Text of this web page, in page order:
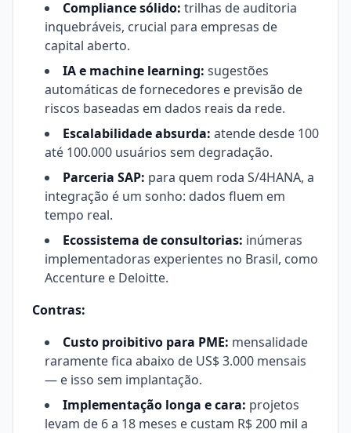
Compliance sólido: trilhas de auditoria
inquebráveis, crucial para empresas de
capital aberto.
IA e machine learning: sugestões
automáticas de fornecedores e previsão de
riscos baseadas em dados reais da rede.
Escalabilidade absurda: atende desde 100
até 100.000 usuários sem degradação.
Parceria SAP: para quem roda S/4HANA, a
integração é um sonho: dados fluem em
tempo real.
Ecossistema de consultorias: inúmeras
implementadoras experientes no Brasil, como
Accenture e Deloitte.
Contras:
Custo proibitivo para PME: mensalidade
raramente fica abaixo de US$ 3.000 mensais
— e isso sem implantação.
Implementação longa e cara: projetos
levam de 6 a 18 meses e custam R$ 200 mil a